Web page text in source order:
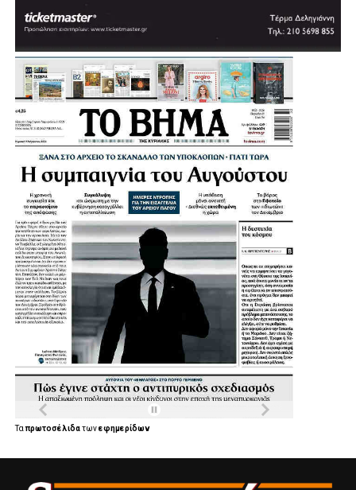
Ταπρωτοσέλιδατωνεφημερίδων